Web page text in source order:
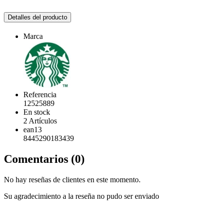
Detalles del producto
Marca
Referencia
12525889
En stock
2 Artículos
ean13
8445290183439
Comentarios (0)
No hay reseñas de clientes en este momento.
Su agradecimiento a la reseña no pudo ser enviado